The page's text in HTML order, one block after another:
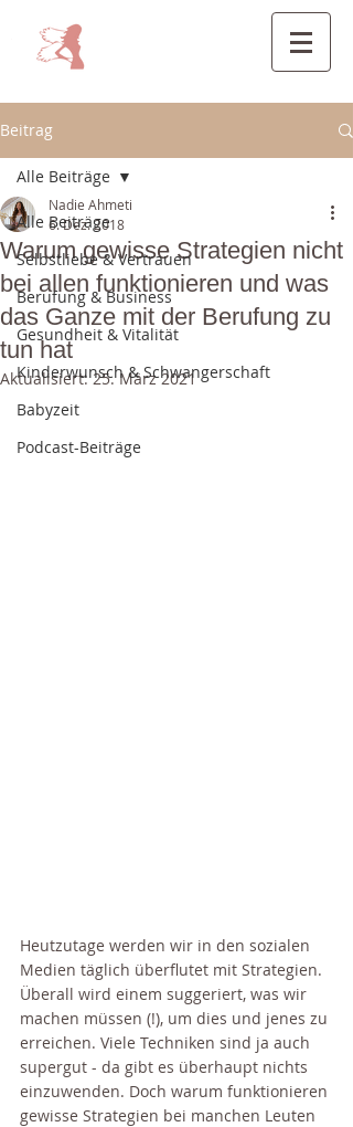
Beitrag
Alle Beiträge
Selbstliebe & Vertrauen
Berufung & Business
Gesundheit & Vitalität
Kinderwunsch & Schwangerschaft
Babyzeit
Podcast-Beiträge
Alle Beiträge
Warum gewisse Strategien nicht
bei allen funktionieren und was
das Ganze mit der Berufung zu
tun hat
Nadie Ahmeti
6. Dez. 2018
Aktualisiert:25. März 2021
Heutzutage werden wir in den sozialen
Medien täglich überflutet mit Strategien.
Überall wird einem suggeriert, was wir
machen müssen (!), um dies und jenes zu
erreichen. Viele Techniken sind ja auch
supergut - da gibt es überhaupt nichts
einzuwenden. Doch warum funktionieren
gewisse Strategien bei manchen Leuten